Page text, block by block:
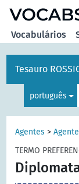
Vocabulários
Tesauro
português
Agentes >
TERMO